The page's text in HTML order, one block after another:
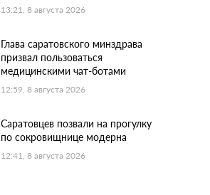
13:21, 8 августа 2026
Глава саратовского минздрава
призвал пользоваться
медицинскими чат-ботами
12:59, 8 августа 2026
Саратовцев позвали на прогулку
по сокровищнице модерна
12:41, 8 августа 2026